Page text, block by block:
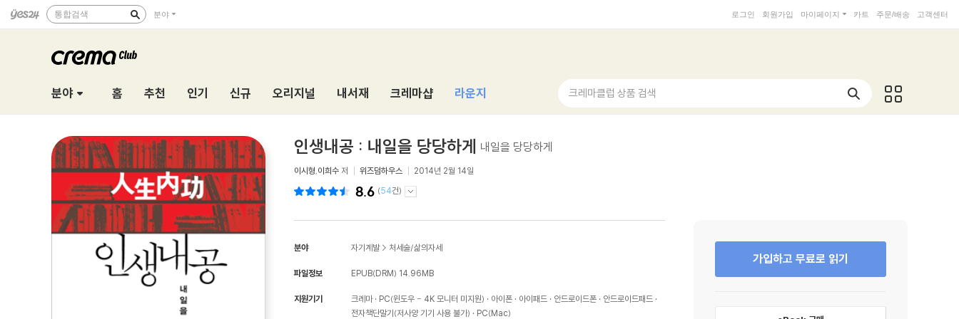
통합검색 분야 로그인 회원가입 마이페이지 카트 주문/배송 고객센터
분야 홈 추천 인기 신규 오리지널 내서재 크레마샵 라운지 크레마클럽 상품 검색
인생내공 : 내일을 당당하게 내일을 당당하게
이시형,이희수 저 위즈덤하우스 2014년 2월 14일
8.6 (54건)
분야 자기계발> 처세술/삶의자세
파일정보 EPUB(DRM) 14.96MB
지원기기 크레마 PC(윈도우 - 4K 모니터 미지원) 아이폰 아이패드 안드로이드폰
안드로이드패드
전자책단말기(저사양 기기 사용 불가)
PC(Mac)
가입하고 무료로 읽기